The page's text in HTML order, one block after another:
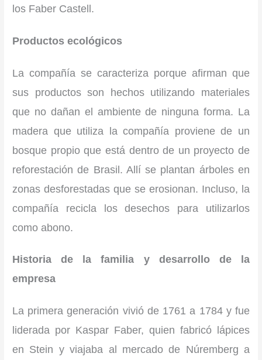
los Faber Castell.
Productos ecológicos
La compañía se caracteriza porque afirman que
sus productos son hechos utilizando materiales
que no dañan el ambiente de ninguna forma. La
madera que utiliza la compañía proviene de un
bosque propio que está dentro de un proyecto de
reforestación de Brasil. Allí se plantan árboles en
zonas desforestadas que se erosionan. Incluso, la
compañía recicla los desechos para utilizarlos
como abono.
Historia de la familia y desarrollo de la
empresa
La primera generación vivió de 1761 a 1784 y fue
liderada por Kaspar Faber, quien fabricó lápices
en Stein y viajaba al mercado de Núremberg a